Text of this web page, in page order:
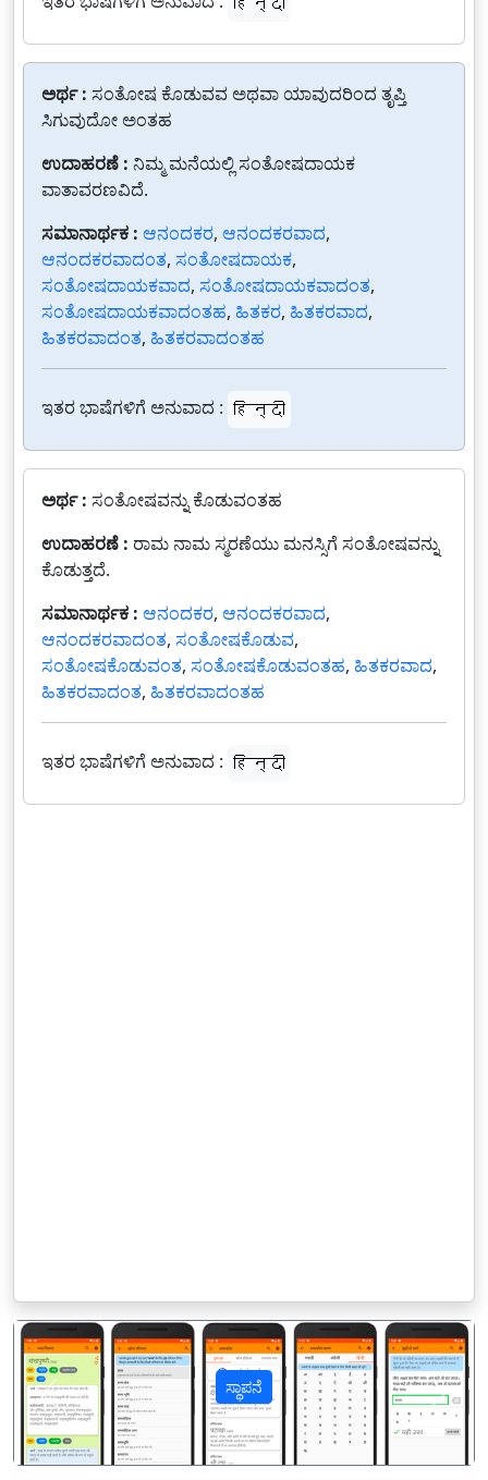
ಅರ್ಥ : ಸಂತೋಷ ಕೊಡುವವ ಅಥವಾ ಯಾವುದರಿಂದ ತೃಪ್ತಿ
ಸಿಗುವುದೋ ಅಂತಹ
ಉದಾಹರಣೆ : ನಿಮ್ಮ ಮನೆಯಲ್ಲಿ ಸಂತೋಷದಾಯಕ
ವಾತಾವರಣವಿದೆ.
ಸಮಾನಾರ್ಥಕ : ಆನಂದಕರ, ಆನಂದಕರವಾದ,
ಆನಂದಕರವಾದಂತ, ಸಂತೋಷದಾಯಕ,
ಸಂತೋಷದಾಯಕವಾದ, ಸಂತೋಷದಾಯಕವಾದಂತ,
ಸಂತೋಷದಾಯಕವಾದಂತಹ, ಹಿತಕರ, ಹಿತಕರವಾದ,
ಹಿತಕರವಾದಂತ, ಹಿತಕರವಾದಂತಹ
ಇತರ ಭಾಷೆಗಳಿಗೆ ಅನುವಾದ : हिन्दी
ಅರ್ಥ : ಸಂತೋಷವನ್ನು ಕೊಡುವಂತಹ
ಉದಾಹರಣೆ : ರಾಮ ನಾಮ ಸ್ಮರಣೆಯು ಮನಸ್ಸಿಗೆ ಸಂತೋಷವನ್ನು
ಕೊಡುತ್ತದೆ.
ಸಮಾನಾರ್ಥಕ : ಆನಂದಕರ, ಆನಂದಕರವಾದ,
ಆನಂದಕರವಾದಂತ, ಸಂತೋಷಕೊಡುವ,
ಸಂತೋಷಕೊಡುವಂತ, ಸಂತೋಷಕೊಡುವಂತಹ, ಹಿತಕರವಾದ,
ಹಿತಕರವಾದಂತ, ಹಿತಕರವಾದಂತಹ
ಇತರ ಭಾಷೆಗಳಿಗೆ ಅನುವಾದ : हिन्दी
ಸ್ಥಾಪನೆ
पिछला